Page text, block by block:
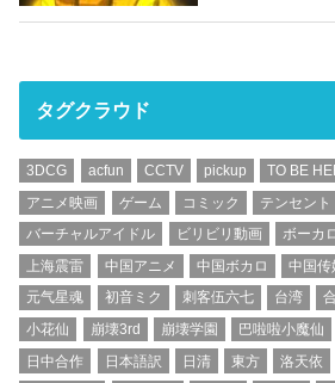
タグクラウド
3DCG acfun CCTV pickup TO BE
アニメ映画
ゲーム コミック テンセント
バーチャルアイドル
ビリビリ動画 ボーカ
上海震雷
中国アニメ 中国ボカロ 中国传
元气星魂
初音ミク 刺客伍六七 台湾
小花仙
崩壊3rd 崩壊学園 巴啦啦小魔仙
日中合作
日本語訳 日清 東方 洛天依